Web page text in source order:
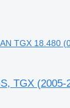
TGX 18.480
TGX (2005-